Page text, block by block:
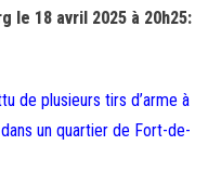
le 18 avril 2025 à 20h25:
de plusieurs tirs d’arme à
un quartier de Fort-de-